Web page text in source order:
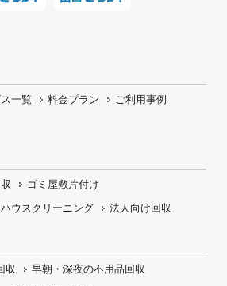
一覧 料金プラン
ご利用事例
ゴミ屋敷片付け
ハウスクリーニング 法人向け回収
収 早朝・深夜の不用品回収